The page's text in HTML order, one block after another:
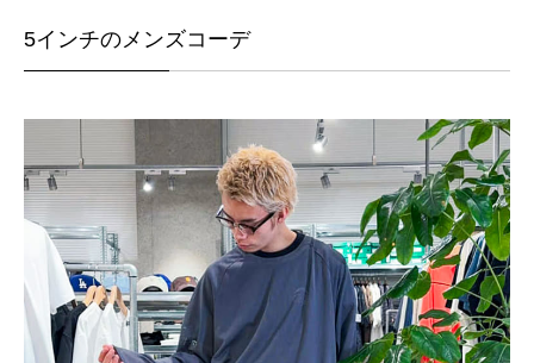
5インチのメンズコーデ